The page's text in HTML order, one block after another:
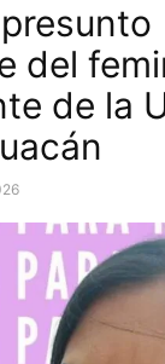
del
de la